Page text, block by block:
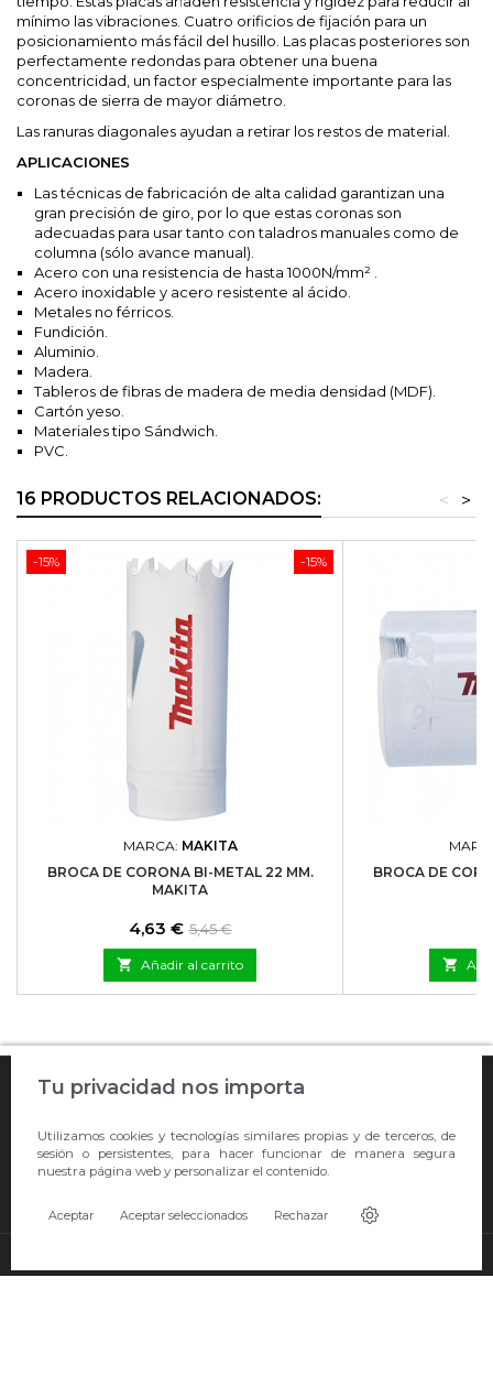
Tu privacidad nos importa
Utilizamos cookies y tecnologías similares propias y de terceros, de
sesión o persistentes, para hacer funcionar de manera segura
nuestra página web y personalizar el contenido.
Aceptar Aceptar seleccionados Rechazar
mínimo las vibraciones. Cuatro orificios de fijación para un
posicionamiento más fácil del husillo. Las placas posteriores son
perfectamente redondas para obtener una buena
concentricidad, un factor especialmente importante para las
coronas de sierra de mayor diámetro.
Las ranuras diagonales ayudan a retirar los restos de material.
APLICACIONES
Las técnicas de fabricación de alta calidad garantizan una
gran precisión de giro, por lo que estas coronas son
adecuadas para usar tanto con taladros manuales como de
columna (sólo avance manual).
Acero con una resistencia de hasta 1000N/mm² .
Acero inoxidable y acero resistente al ácido.
Metales no férricos.
Fundición.
Aluminio.
Madera.
Tableros de fibras de madera de media densidad (MDF).
Cartón yeso.
Materiales tipo Sándwich.
PVC.
16 PRODUCTOS RELACIONADOS: >
<
-15%
-15%
MARCA: MAKITA
BROCA DE CORONA BI-METAL 22 MM.
MAKITA
Precio
4,63 € Precio
base
5,45 €
 Añadir al carrito
BROCA DE

COMPRA ONLINE
EMPRESA 